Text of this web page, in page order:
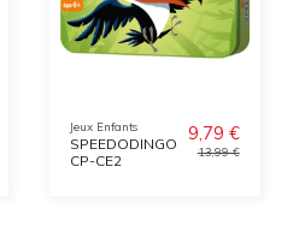
Jeux Enfants
SPEEDODINGO
CP-CE2
9,79 €
13,99 €